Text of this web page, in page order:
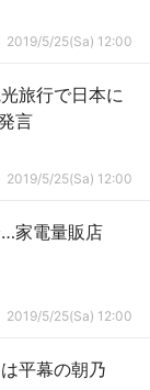
2019/5/25(Sa) 12:00
旅行で日本に
言
2019/5/25(Sa) 12:00
…家電量販店
2019/5/25(Sa) 12:00
平幕の朝乃